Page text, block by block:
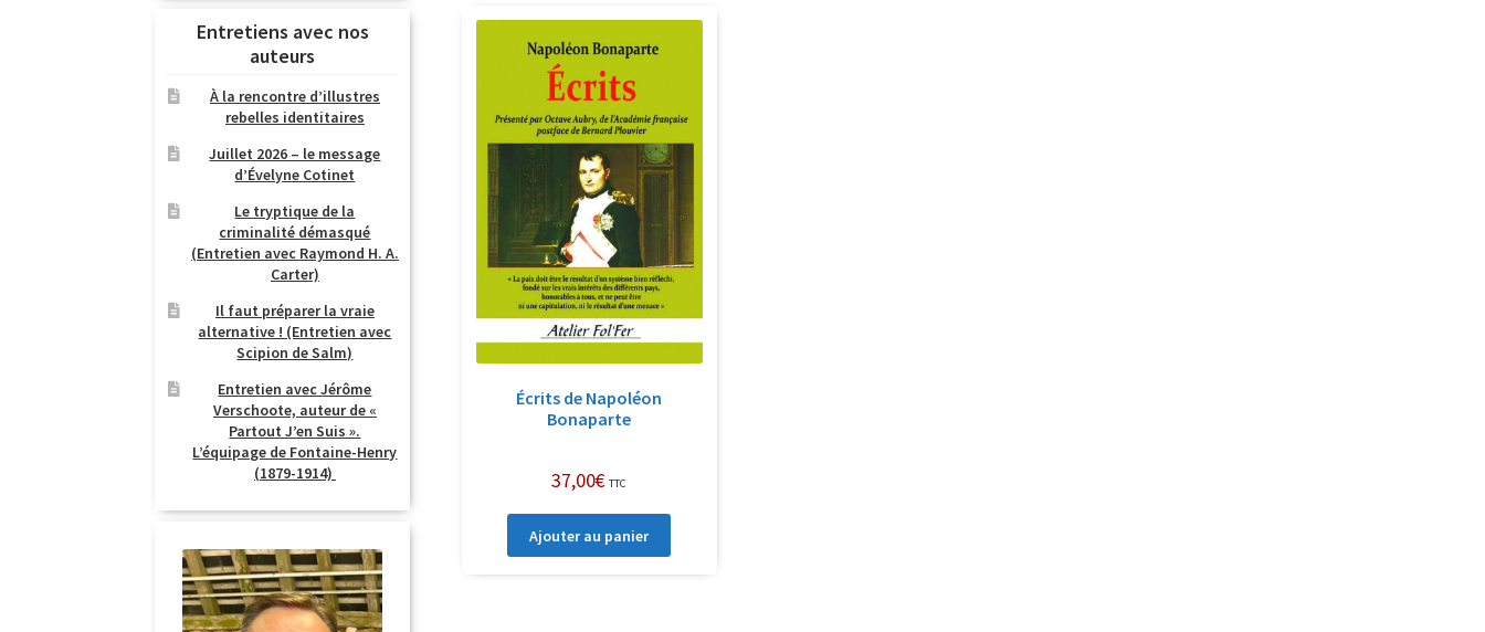
Écrits de Napoléon
Bonaparte
37,00€ TTC
Ajouter au panier
Entretiens avec nos
auteurs
À la rencontre d’illustres
rebelles identitaires
Juillet 2026 – le message
d’Évelyne Cotinet
Le tryptique de la
criminalité démasqué
(Entretien avec Raymond H. A.
Carter)
Il faut préparer la vraie
alternative ! (Entretien avec
Scipion de Salm)
Entretien avec Jérôme
Verschoote, auteur de «
Partout J’en Suis ».
L’équipage de Fontaine-Henry
(1879-1914)